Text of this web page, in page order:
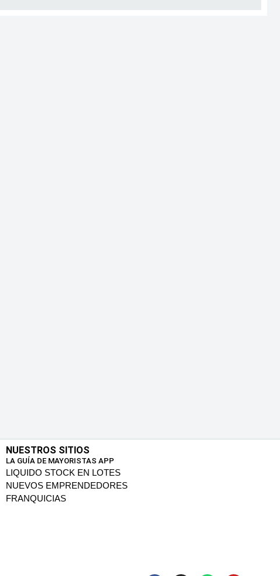
NUESTROS SITIOS
LA GUÍA DE MAYORISTAS APP
LIQUIDO STOCK EN LOTES
NUEVOS EMPRENDEDORES
FRANQUICIAS